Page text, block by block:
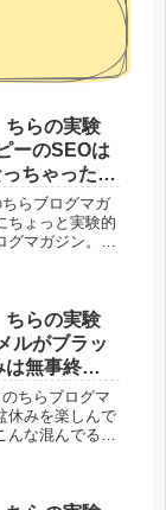
ちらの実験
ーのSEOは
ちゃった！
告から！」
らブログマガ
ちょっと実験的
マガジン。さ
見て振り返っ
ちらの実験
ルがブラッ
は無事終了
下げ／ぴよ
サルをやっ
てたこと」
ちらブログマ
休みを楽しんで
んな混んでる時